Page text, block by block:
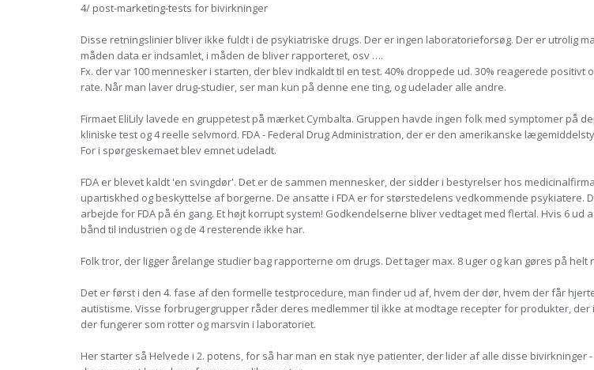
4/ post-marketing-tests for bivirkninger
Disse retningslinier bliver ikke fuldt i de psykiatriske drugs. Der er ingen laboratorieforsøg. Der er utrolig
måden data er indsamlet, i måden de bliver rapporteret, osv ….
Fx. der var 100 mennesker i starten, der blev indkaldt til en test. 40% droppede ud. 30% reagerede
rate. Når man laver drug-studier, ser man kun på denne ene ting, og udelader alle andre.
Firmaet EliLily lavede en gruppetest på mærket Cymbalta. Gruppen havde ingen folk med symptomer på
kliniske test og 4 reelle selvmord. FDA - Federal Drug Administration, der er den amerikanske
For i spørgeskemaet blev emnet udeladt.
FDA er blevet kaldt 'en svingdør'. Det er de sammen mennesker, der sidder i bestyrelser hos
upartiskhed og beskyttelse af borgerne. De ansatte i FDA er for størstedelens vedkommende
arbejde for FDA på én gang. Et højt korrupt system! Godkendelserne bliver vedtaget med flertal. Hvis 6
bånd til industrien og de 4 resterende ikke har.
Folk tror, der ligger årelange studier bag rapporterne om drugs. Det tager max. 8 uger og kan gøres på helt
Det er først i den 4. fase af den formelle testprocedure, man finder ud af, hvem der dør, hvem der får
autistisme. Visse forbrugergrupper råder deres medlemmer til ikke at modtage recepter for produkter,
der fungerer som rotter og marsvin i laboratoriet.
Her starter så Helvede i 2. potens, for så har man en stak nye patienter, der lider af alle disse